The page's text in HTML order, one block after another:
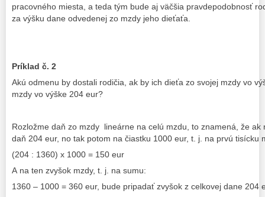
pracovného miesta, a teda tým bude aj väčšia pravdepodobnosť
za výšku dane odvedenej zo mzdy jeho dieťaťa.
Príklad č. 2
Akú odmenu by dostali rodičia, ak by ich dieťa zo svojej mzdy vo
mzdy vo výške 204 eur?
Rozložme daň zo mzdy lineárne na celú mzdu, to znamená, že ak
daň 204 eur, no tak potom na čiastku 1000 eur, t. j. na prvú tisícku
(204 : 1360) x 1000 = 150 eur
A na ten zvyšok mzdy, t. j. na sumu:
1360 – 1000 = 360 eur, bude pripadať zvyšok z celkovej dane 204